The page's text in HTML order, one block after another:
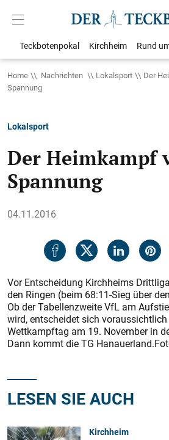
Teckbotenpokal Kirchheim Rund
Home Nachrichten Lokalsport
Der
Spannung
Lokalsport
Der Heimkampf
Spannung
04.11.2016
Vor Entscheidung Kirchheims
den Ringen (beim 68:11-Sieg über
Ob der Tabellenzweite VfL am
wird, entscheidet sich
Wettkampftag am 19. November in
Dann kommt die TG
LESEN SIE AUCH
Kirchheim